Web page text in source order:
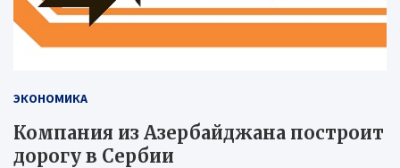
ЭКОНОМИКА
Компания из Азербайджана построит
дорогу в Сербии